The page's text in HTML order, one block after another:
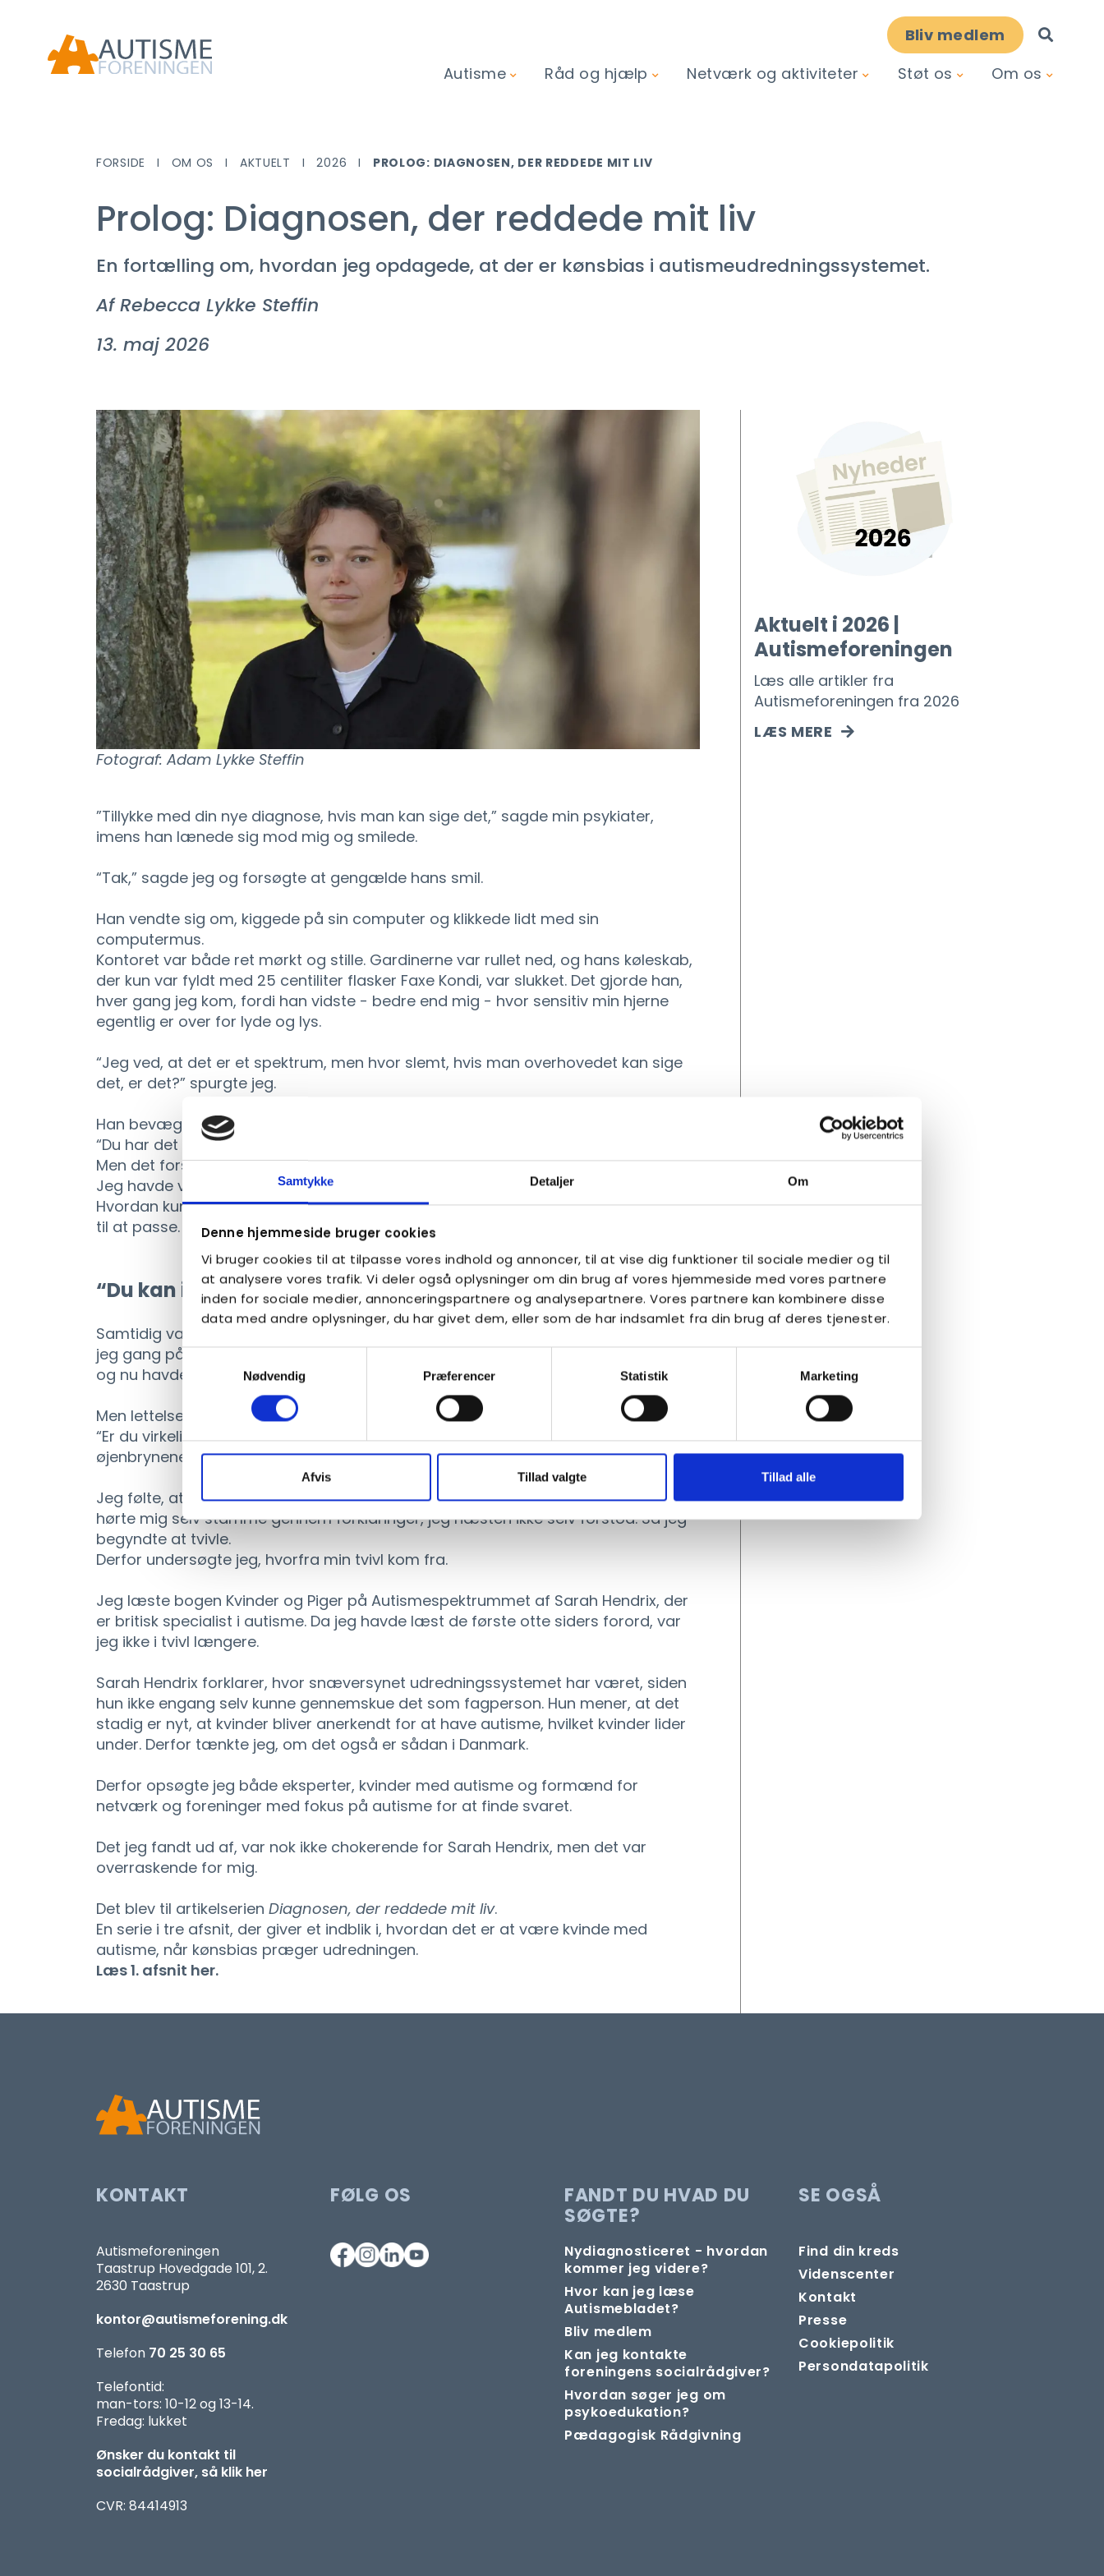
Samtykke Detaljer Om
Denne hjemmeside bruger cookies
Vi bruger cookies til at tilpasse vores indhold og annoncer, til at vise dig funktioner til sociale medier og til
at analysere vores trafik. Vi deler også oplysninger om din brug af vores hjemmeside med vores partnere
inden for sociale medier, annonceringspartnere og analysepartnere. Vores partnere kan kombinere disse
data med andre oplysninger, du har givet dem, eller som de har indsamlet fra din brug af deres tjenester.
Samtykkevalg
Nødvendig
Præferencer Statistik Marketing
Afvis Tillad valgte Tillad alle
Bliv medlem
Autisme
Råd og hjælp Netværk og aktiviteter Støt os Om os
FORSIDE OM OS AKTUELT 2026 PROLOG: DIAGNOSEN, DER REDDEDE MIT LIV
Prolog: Diagnosen, der reddede mit liv
En fortælling om, hvordan jeg opdagede, at der er kønsbias i autismeudredningssystemet.
Af Rebecca Lykke Steffin
13. maj 2026
Fotograf: Adam Lykke Steffin
”Tillykke med din nye diagnose, hvis man kan sige det,” sagde min psykiater,
imens han lænede sig mod mig og smilede.
“Tak,” sagde jeg og forsøgte at gengælde hans smil.
Han vendte sig om, kiggede på sin computer og klikkede lidt med sin
computermus.
Kontoret var både ret mørkt og stille. Gardinerne var rullet ned, og hans køleskab,
der kun var fyldt med 25 centiliter flasker Faxe Kondi, var slukket. Det gjorde han,
hver gang jeg kom, fordi han vidste - bedre end mig - hvor sensitiv min hjerne
egentlig er over for lyde og lys.
“Jeg ved, at det er et spektrum, men hvor slemt, hvis man overhovedet kan sige
det, er det?” spurgte jeg.
Han bevægede computermusen lidt igen, inden han kiggede over på mig.
“Du har det i ret stor grad”, sagde han.
Men det forstod jeg ikke.
Jeg havde venner, en kæreste og gennemført min skolegang uden hjælp.
Hvordan kunne jeg have levet i 27 år uden at have vidst det? Det kunne jeg ikke få
til at passe.
“Du kan ikke være autist”
Samtidig var det også en lettelse. Autismediagnosen var en forklaring på, hvorfor
jeg gang på gang i mit liv har crashet: Jeg har flere gange oplevet at brænde ud,
og nu havde jeg endelig fundet årsagen bag.
Men lettelsen blev hurtigt mødt af skepsis.
“Er du virkelig autist?” spurgte flere fra min omgangskreds, imens de havde
øjenbrynene helt oppe i panden.
Jeg følte, at de krævede en forklaring, som jeg selv var i gang med finde. Og jeg
hørte mig selv stamme gennem forklaringer, jeg næsten ikke selv forstod. Så jeg
begyndte at tvivle.
Derfor undersøgte jeg, hvorfra min tvivl kom fra.
Jeg læste bogen Kvinder og Piger på Autismespektrummet af Sarah Hendrix, der
er britisk specialist i autisme. Da jeg havde læst de første otte siders forord, var
jeg ikke i tvivl længere.
Sarah Hendrix forklarer, hvor snæversynet udredningssystemet har været, siden
hun ikke engang selv kunne gennemskue det som fagperson. Hun mener, at det
stadig er nyt, at kvinder bliver anerkendt for at have autisme, hvilket kvinder lider
under. Derfor tænkte jeg, om det også er sådan i Danmark.
Derfor opsøgte jeg både eksperter, kvinder med autisme og formænd for
netværk og foreninger med fokus på autisme for at finde svaret.
Det jeg fandt ud af, var nok ikke chokerende for Sarah Hendrix, men det var
overraskende for mig.
Det blev til artikelserien Diagnosen, der reddede mit liv.
En serie i tre afsnit, der giver et indblik i, hvordan det er at være kvinde med
autisme, når kønsbias præger udredningen.
Læs 1. afsnit her.
Aktuelt i 2026 |
Autismeforeningen
Læs alle artikler fra
Autismeforeningen fra 2026
LÆS MERE
KONTAKT
Autismeforeningen
Taastrup Hovedgade 101, 2.
2630 Taastrup
kontor@autismeforening.dk
Telefon 70 25 30 65
Telefontid:
man-tors: 10-12 og 13-14.
Fredag: lukket
Ønsker du kontakt til
socialrådgiver, så klik her
CVR: 84414913
FØLG OS
FANDT DU HVAD DU
SØGTE?
Nydiagnosticeret - hvordan
kommer jeg videre?
Hvor kan jeg læse
Autismebladet?
Bliv medlem
Kan jeg kontakte
foreningens socialrådgiver?
Hvordan søger jeg om
psykoedukation?
Pædagogisk Rådgivning
SE OGSÅ
Find din kreds
Videnscenter
Kontakt
Presse
Cookiepolitik
Persondatapolitik